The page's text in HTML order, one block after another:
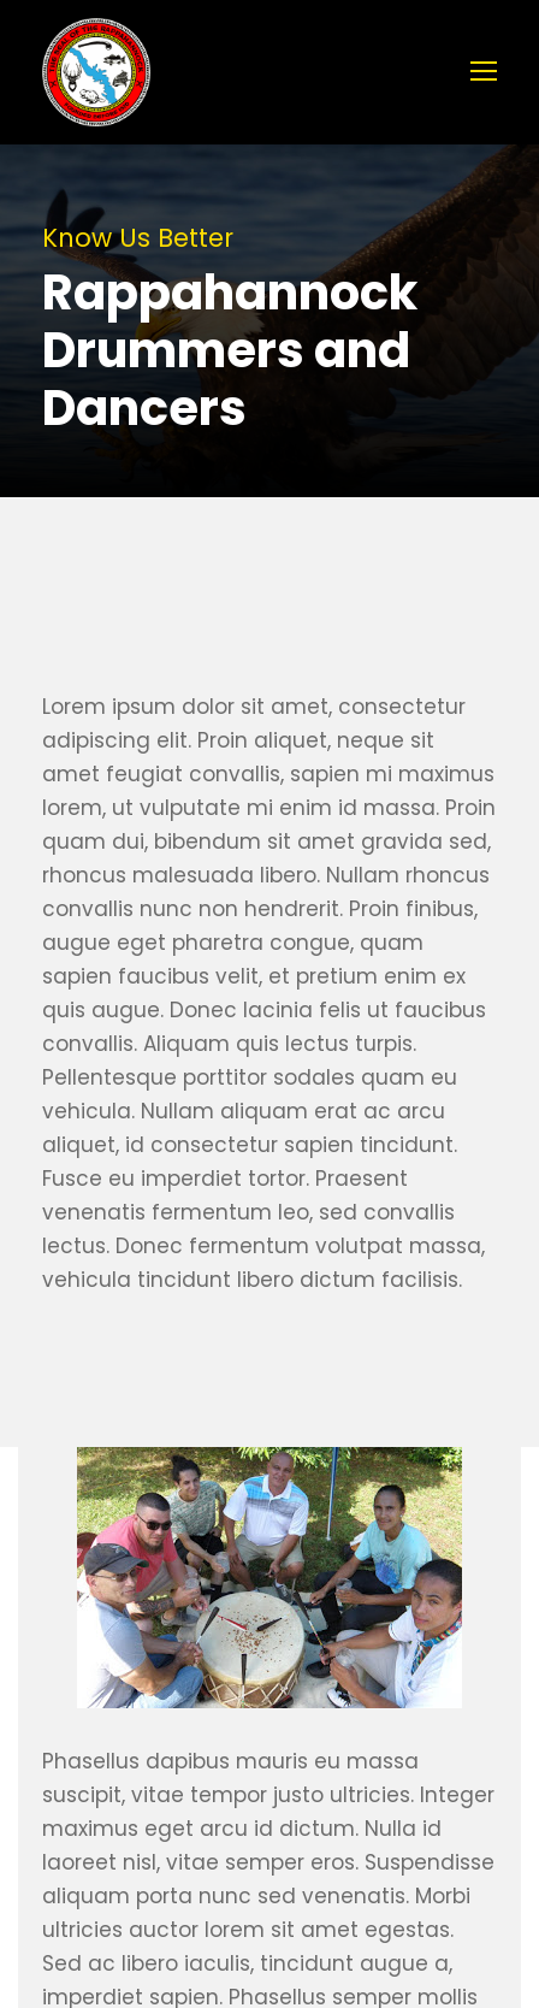
Know Us Better
Rappahannock
Drummers and
Dancers
Lorem ipsum dolor sit amet, consectetur
adipiscing elit. Proin aliquet, neque sit
amet feugiat convallis, sapien mi maximus
lorem, ut vulputate mi enim id massa. Proin
quam dui, bibendum sit amet gravida sed,
rhoncus malesuada libero. Nullam rhoncus
convallis nunc non hendrerit. Proin finibus,
augue eget pharetra congue, quam
sapien faucibus velit, et pretium enim ex
quis augue. Donec lacinia felis ut faucibus
convallis. Aliquam quis lectus turpis.
Pellentesque porttitor sodales quam eu
vehicula. Nullam aliquam erat ac arcu
aliquet, id consectetur sapien tincidunt.
Fusce eu imperdiet tortor. Praesent
venenatis fermentum leo, sed convallis
lectus. Donec fermentum volutpat massa,
vehicula tincidunt libero dictum facilisis.
Phasellus dapibus mauris eu massa
suscipit, vitae tempor justo ultricies. Integer
maximus eget arcu id dictum. Nulla id
laoreet nisl, vitae semper eros. Suspendisse
aliquam porta nunc sed venenatis. Morbi
ultricies auctor lorem sit amet egestas.
Sed ac libero iaculis, tincidunt augue a,
imperdiet sapien. Phasellus semper mollis